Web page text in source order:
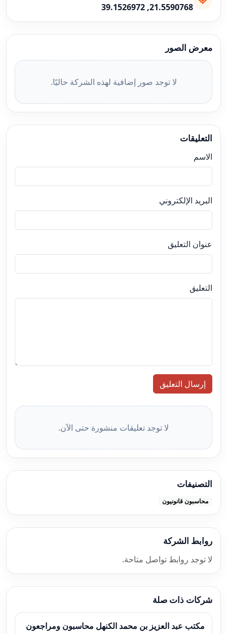
21.5590768, 39.1526972
معرض الصور
لا توجد صور إضافية لهذه الشركة حاليًا.
التعليقات
الاسم
البريد الإلكتروني
عنوان التعليق
التعليق
إرسال التعليق
لا توجد تعليقات منشورة حتى الآن.
التصنيفات
محاسبون قانونيون
روابط الشركة
لا توجد روابط تواصل متاحة.
شركات ذات صلة
مكتب عبد العزيز بن محمد الكنهل محاسبون ومراجعون